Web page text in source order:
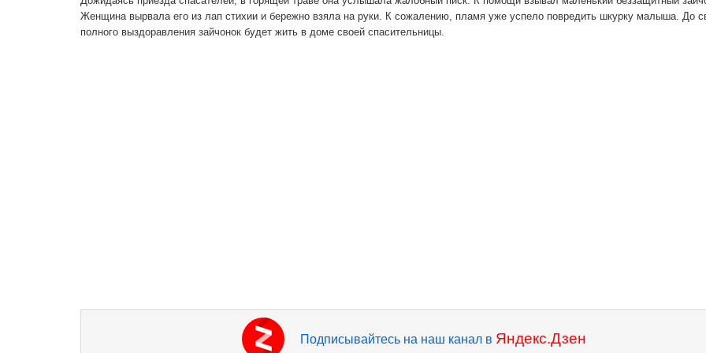
Женщина вырвала его из лап стихии и бережно взяла на руки. К сожалению, пламя уже успело повредить шкурку малыша. До
полного выздоравления зайчонок будет жить в доме своей спасительницы.
Подписывайтесь на наш канал в Яндекс.Дзен